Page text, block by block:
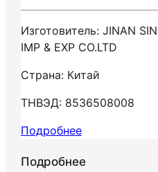
Изготовитель: JINAN
IMP & EXP CO.LTD
Страна: Китай
ТНВЭД: 8536508008
Подробнее
Подробнее